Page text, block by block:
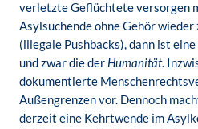
verletzte Geflüchtete versorgen
Asylsuchende ohne Gehör
(illegale Pushbacks), dann ist
und zwar die der Humanität.
dokumentierte
Außengrenzen vor. Dennoch
derzeit eine Kehrtwende im